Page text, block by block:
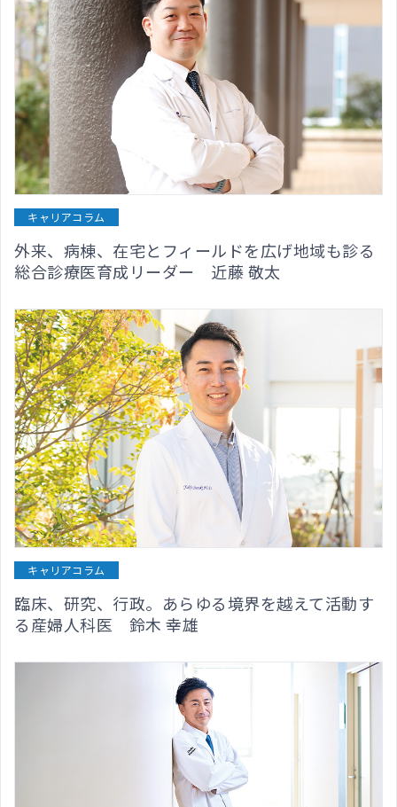
キャリアコラム
外来、病棟、在宅とフィールドを広げ地域も診る
総合診療医育成リーダー 近藤 敬太
キャリアコラム
臨床、研究、行政。あらゆる境界を越えて活動す
る産婦人科医 鈴木 幸雄